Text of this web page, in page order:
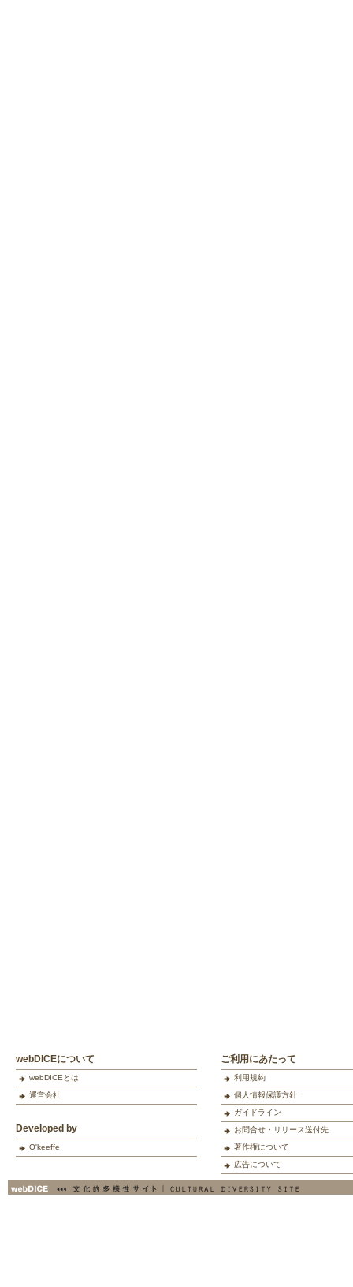
webDICEについて
webDICEとは
運営会社
Developed by
O'keeffe
ご利用にあたって
利用規約
個人情報保護方針
ガイドライン
お問合せ・リリース送付先
著作権について
広告について